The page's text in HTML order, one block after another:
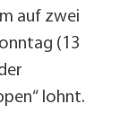
auf zwei
(13
lohnt.